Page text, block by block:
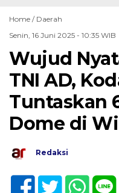
Home / Daerah
Senin, 16 Juni 2025 - 10:35 WIB
Wujud
TNI AD,
Tuntaskan
Dome di
Redaksi